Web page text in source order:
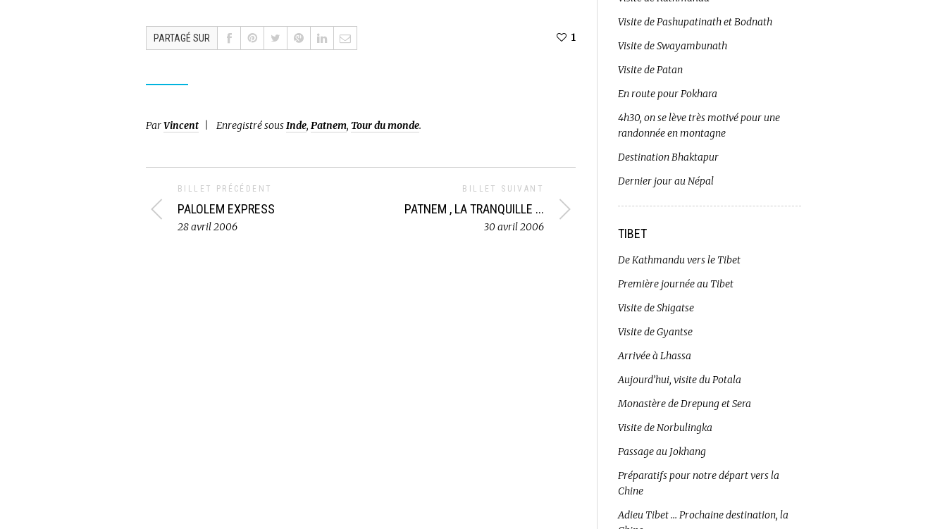
PARTAGÉ SUR 1
ParVincent Enregistré sousInde, Patnem, Tour du monde.
BILLET PRÉCÉDENT
PALOLEM EXPRESS
28 avril 2006
BILLET SUIVANT
PATNEM , LA TRANQUILLE ...
30 avril 2006
Visite de Pashupatinath et Bodnath
Visite de Swayambunath
Visite de Patan
En route pour Pokhara
4h30, on se lève très motivé pour une
randonnée en montagne
Destination Bhaktapur
Dernier jour au Népal
TIBET
De Kathmandu vers le Tibet
Première journée au Tibet
Visite de Shigatse
Visite de Gyantse
Arrivée à Lhassa
Aujourd’hui, visite du Potala
Monastère de Drepung et Sera
Visite de Norbulingka
Passage au Jokhang
Préparatifs pour notre départ vers la
Chine
Adieu Tibet … Prochaine destination, la